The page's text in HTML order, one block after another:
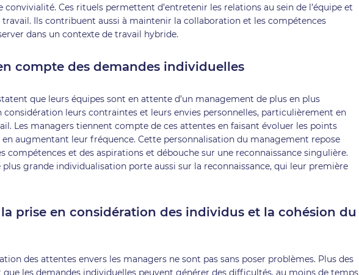
convivialité. Ces rituels permettent d’entretenir les relations au sein de l’équipe et
travail. Ils contribuent aussi à maintenir la collaboration et les compétences
dans un contexte de travail hybride.
compte des demandes individuelles
que leurs équipes sont en attente d’un management de plus en plus
considération leurs contraintes et leurs envies personnelles, particulièrement en
Les managers tiennent compte de ces attentes en faisant évoluer les points
augmentant leur fréquence. Cette personnalisation du management repose
compétences et des aspirations et débouche sur une reconnaissance singulière.
plus grande individualisation porte aussi sur la reconnaissance, qui leur première
prise en considération des individus et la cohésion du
des attentes envers les managers ne sont pas sans poser problèmes. Plus des
que les demandes individuelles peuvent générer des difficultés, au moins de temps